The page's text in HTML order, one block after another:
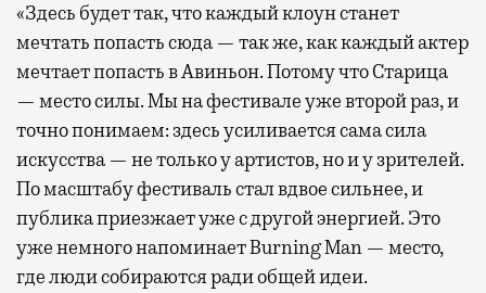
«Здесь будет так, что каждый клоун станет
мечтать попасть сюда — так же, как каждый актер
мечтает попасть в Авиньон. Потому что Старица
— место силы. Мы на фестивале уже второй раз, и
точно понимаем: здесь усиливается сама сила
искусства — не только у артистов, но и у зрителей.
По масштабу фестиваль стал вдвое сильнее, и
публика приезжает уже с другой энергией. Это
уже немного напоминает Burning Man — место,
где люди собираются ради общей идеи.